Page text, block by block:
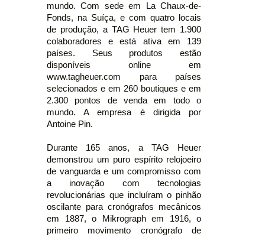
mundo. Com sede em La Chaux-de-
Fonds, na Suíça, e com quatro locais
de produção, a TAG Heuer tem 1.900
colaboradores e está ativa em 139
países. Seus produtos estão
disponíveis online em
www.tagheuer.com para países
selecionados e em 260 boutiques e em
2.300 pontos de venda em todo o
mundo. A empresa é dirigida por
Antoine Pin.
Durante 165 anos, a TAG Heuer
demonstrou um puro espírito relojoeiro
de vanguarda e um compromisso com
a inovação com tecnologias
revolucionárias que incluíram o pinhão
oscilante para cronógrafos mecânicos
em 1887, o Mikrograph em 1916, o
primeiro movimento cronógrafo de